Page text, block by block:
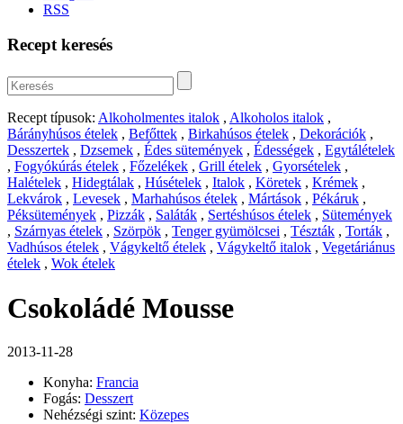
RSS
Recept keresés
Recept típusok: Alkoholmentes italok , Alkoholos italok ,
Bárányhúsos ételek , Befőttek , Birkahúsos ételek , Dekorációk ,
Desszertek , Dzsemek , Édes sütemények , Édességek , Egytálételek
, Fogyókúrás ételek , Főzelékek , Grill ételek , Gyorsételek ,
Halételek , Hidegtálak , Húsételek , Italok , Köretek , Krémek ,
Lekvárok , Levesek , Marhahúsos ételek , Mártások , Pékáruk ,
Péksütemények , Pizzák , Saláták , Sertéshúsos ételek , Sütemények
, Szárnyas ételek , Szörpök , Tenger gyümölcsei , Tészták , Torták ,
Vadhúsos ételek , Vágykeltő ételek , Vágykeltő italok , Vegetáriánus
ételek , Wok ételek
Csokoládé Mousse
2013-11-28
Konyha: Francia
Fogás: Desszert
Nehézségi szint: Közepes